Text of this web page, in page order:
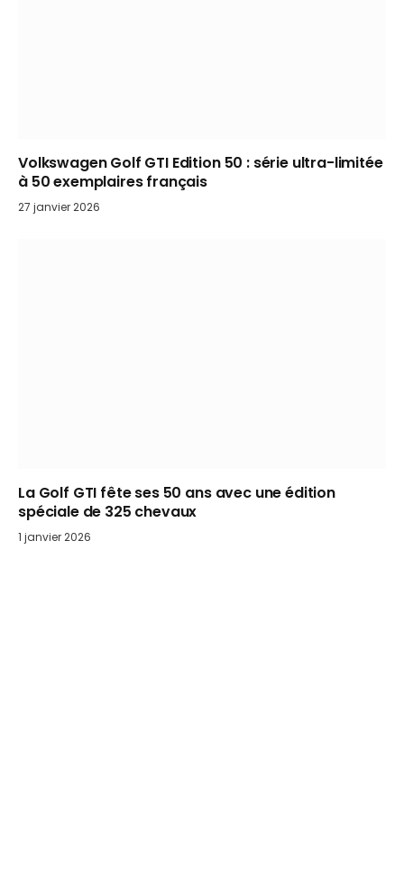
Volkswagen Golf GTI Edition 50 : série ultra-limitée
à 50 exemplaires français
27 janvier 2026
La Golf GTI fête ses 50 ans avec une édition
spéciale de 325 chevaux
1 janvier 2026